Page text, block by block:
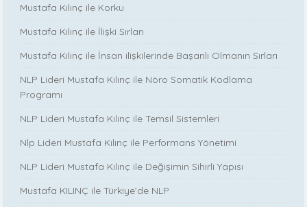
Mustafa Kılınç ile Korku
Mustafa Kılınç ile İlişki Sırları
Mustafa Kılınç ile İnsan ilişkilerinde Başarılı Olmanın Sırları
NLP Lideri Mustafa Kılınç ile Nöro Somatik Kodlama
Programı
NLP Lideri Mustafa Kılınç ile Temsil Sistemleri
Nlp Lideri Mustafa Kılınç ile Performans Yönetimi
NLP Lideri Mustafa Kılınç ile Değişimin Sihirli Yapısı
Mustafa KILINÇ ile Türkiye’de NLP